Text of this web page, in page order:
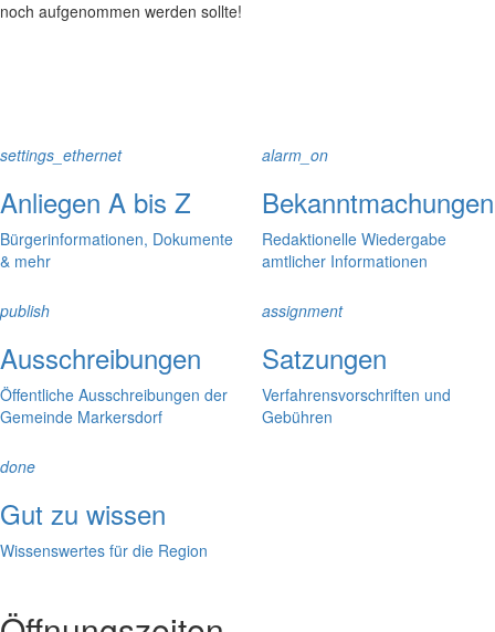
noch aufgenommen werden sollte!
settings_ethernet
Anliegen A bis Z
Bürgerinformationen, Dokumente
& mehr
alarm_on
Bekanntmachungen
Redaktionelle Wiedergabe
amtlicher Informationen
publish
Ausschreibungen
Öffentliche Ausschreibungen der
Gemeinde Markersdorf
assignment
Satzungen
Verfahrensvorschriften und
Gebühren
done
Gut zu wissen
Wissenswertes für die Region